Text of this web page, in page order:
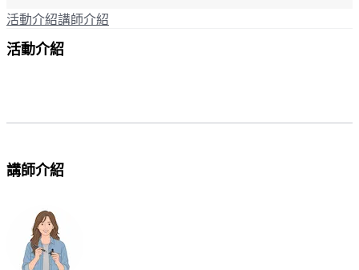
活動介紹講師介紹
活動介紹
講師介紹